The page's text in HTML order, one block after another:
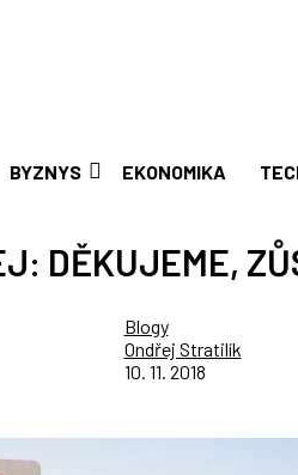
BYZNYS EKONOMIKA
DĚKUJEME,
Blogy
Ondřej Stratilík
10. 11. 2018